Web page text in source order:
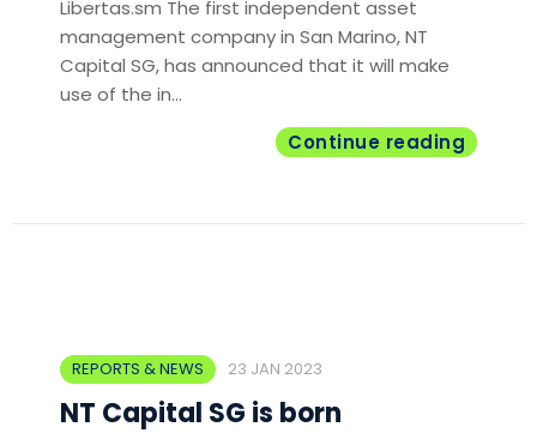
Libertas.sm The first independent asset
management company in San Marino, NT
Capital SG, has announced that it will make
use of the in...
Continue reading
REPORTS & NEWS 23 JAN 2023
NT Capital SG is born